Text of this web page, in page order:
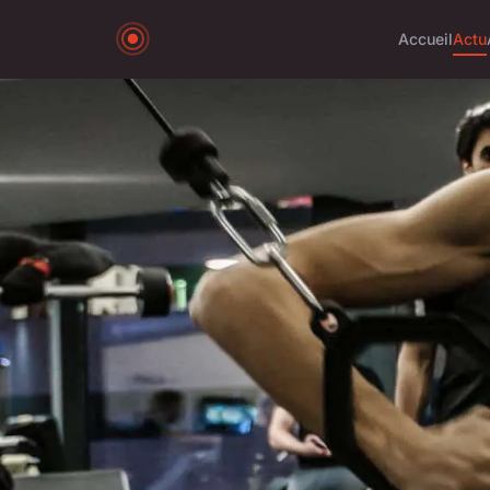
AccueilActu